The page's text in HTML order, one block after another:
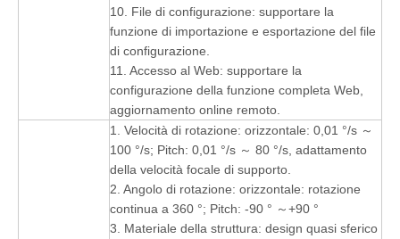
10. File di configurazione: supportare la
funzione di importazione e esportazione del file
di configurazione.
11. Accesso al Web: supportare la
configurazione della funzione completa Web,
aggiornamento online remoto.
1. Velocità di rotazione: orizzontale: 0,01 °/s ～
100 °/s; Pitch: 0,01 °/s ～ 80 °/s, adattamento
della velocità focale di supporto.
2. Angolo di rotazione: orizzontale: rotazione
continua a 360 °; Pitch: -90 ° ～+90 °
3. Materiale della struttura: design quasi sferico